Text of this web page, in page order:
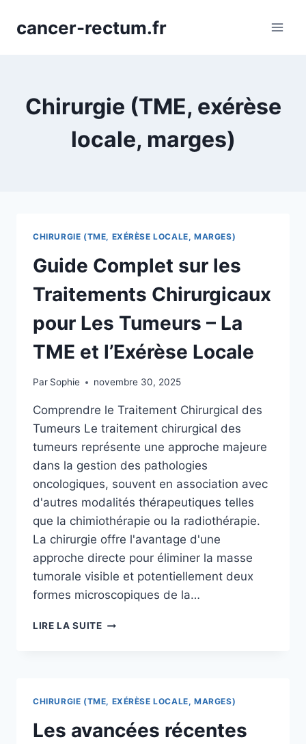
cancer-rectum.fr
Chirurgie (TME, exérèse
locale, marges)
CHIRURGIE (TME, EXÉRÈSE LOCALE, MARGES)
Guide Complet sur les
Traitements Chirurgicaux
pour Les Tumeurs – La
TME et l’Exérèse Locale
Par Sophie novembre 30, 2025
Comprendre le Traitement Chirurgical des
Tumeurs Le traitement chirurgical des
tumeurs représente une approche majeure
dans la gestion des pathologies
oncologiques, souvent en association avec
d'autres modalités thérapeutiques telles
que la chimiothérapie ou la radiothérapie.
La chirurgie offre l'avantage d'une
approche directe pour éliminer la masse
tumorale visible et potentiellement deux
formes microscopiques de la…
LIRE LA SUITEGUIDE
CHIRURGICAUX
POUR
TUMEURS
CHIRURGIE (TME, EXÉRÈSE LOCALE, MARGES)
Les avancées récentes